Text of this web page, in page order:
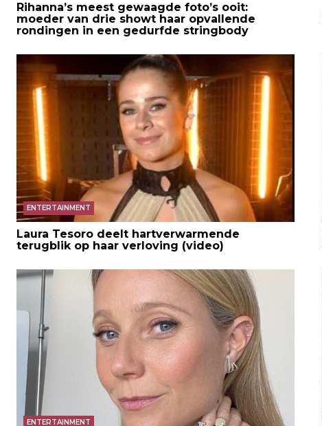
Rihanna’s meest gewaagde foto’s ooit:
moeder van drie showt haar opvallende
rondingen in een gedurfde stringbody
ENTERTAINMENT
Laura Tesoro deelt hartverwarmende
terugblik op haar verloving (video)
ENTERTAINMENT